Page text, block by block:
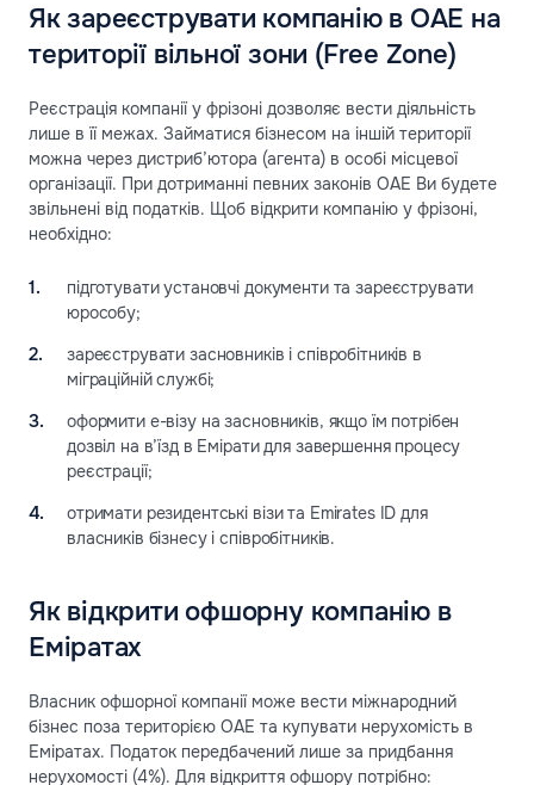
Як зареєструвати компанію в ОАЕ на
території вільної зони (Free Zone)
Реєстрація компанії у фрізоні дозволяє вести діяльність
лише в її межах. Займатися бізнесом на іншій території
можна через дистриб’ютора (агента) в особі місцевої
організації. При дотриманні певних законів ОАЕ Ви будете
звільнені від податків. Щоб відкрити компанію у фрізоні,
необхідно:
підготувати установчі документи та зареєструвати
юрособу;
зареєструвати засновників і співробітників в
міграційній службі;
оформити е-візу на засновників, якщо їм потрібен
дозвіл на в’їзд в Емірати для завершення процесу
реєстрації;
отримати резидентські візи та Emirates ID для
власників бізнесу і співробітників.
Як відкрити офшорну компанію в
Еміратах
Власник офшорної компанії може вести міжнародний
бізнес поза територією ОАЕ та купувати нерухомість в
Еміратах. Податок передбачений лише за придбання
нерухомості (4%). Для відкриття офшору потрібно: